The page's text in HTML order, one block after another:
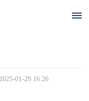
01-29 16:26